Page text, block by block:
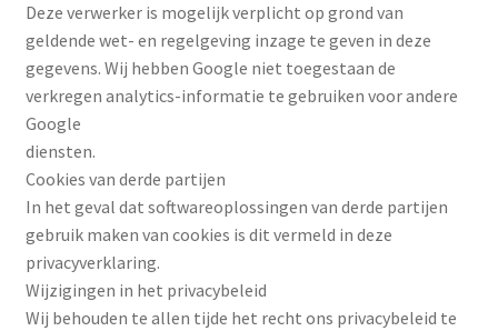
Deze verwerker is mogelijk verplicht op grond van
geldende wet- en regelgeving inzage te geven in deze
gegevens. Wij hebben Google niet toegestaan de
verkregen analytics-informatie te gebruiken voor andere
Google
diensten.
Cookies van derde partijen
In het geval dat softwareoplossingen van derde partijen
gebruik maken van cookies is dit vermeld in deze
privacyverklaring.
Wijzigingen in het privacybeleid
Wij behouden te allen tijde het recht ons privacybeleid te